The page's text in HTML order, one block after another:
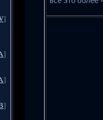
]
]
]
]